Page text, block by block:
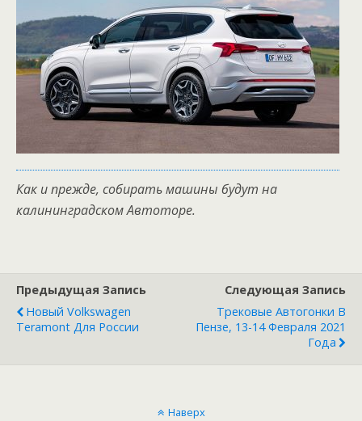
Как и прежде, собирать машины будут на
калининградском Автоторе.
Предыдущая Запись
Новый Volkswagen
Teramont Для России
Следующая Запись
Трековые Автогонки В
Пензе, 13-14 Февраля 2021
Года
Наверх